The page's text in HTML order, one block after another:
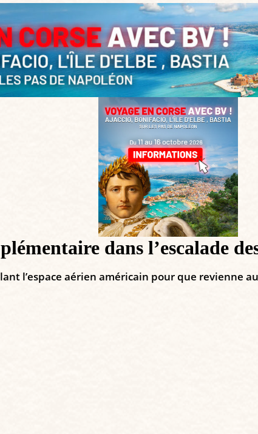
dans l’escalade
l’espace aérien américain pour que revienne